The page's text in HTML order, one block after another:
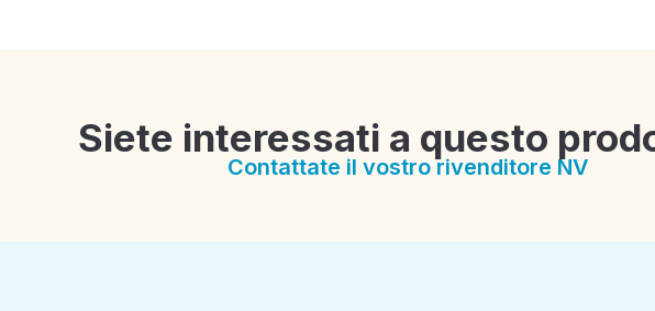
Siete interessati a questo
Contattate il vostro rivenditore NV